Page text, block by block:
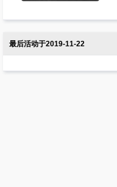
最后活动于2019-11-22